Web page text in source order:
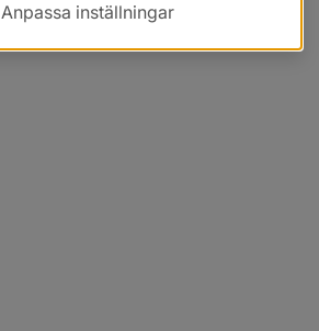
Anpassa inställningar